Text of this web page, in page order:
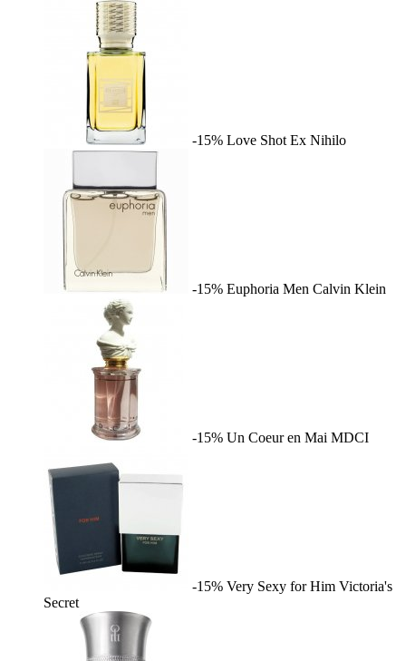
-15% Love Shot Ex Nihilo
-15% Euphoria Men Calvin Klein
-15% Un Coeur en Mai MDCI
-15% Very Sexy for Him Victoria's
Secret